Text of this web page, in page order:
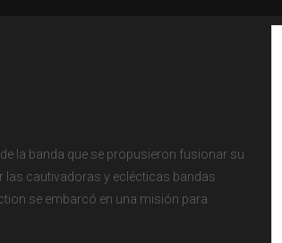
la banda que se propusieron fusionar su
las cautivadoras y eclécticas bandas
se embarcó en una misión para